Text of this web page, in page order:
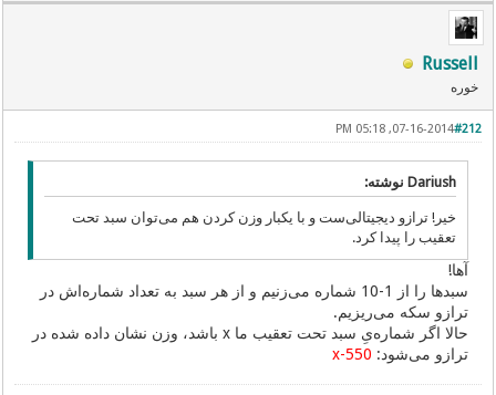
Russell
خوره
#212
07-16-2014, 05:18 PM
Dariush نوشته:
خیر! ترازو دیجیتالی‌ست و با یکبار وزن کردن هم می‌توان سبد تحت
تعقیب را پیدا کرد.
آها!
سبدها را از 1-10 شماره می‌زنیم و از هر سبد به تعداد شماره‌اش در
ترازو سکه می‌ریزیم.
حالا اگر شماره‌یِ سبد تحت تعقیب ما x باشد، وزن نشان داده شده در
ترازو می‌شود: 550-x